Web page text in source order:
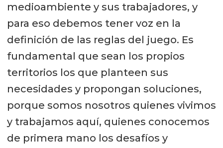
medioambiente y sus trabajadores, y
para eso debemos tener voz en la
definición de las reglas del juego. Es
fundamental que sean los propios
territorios los que planteen sus
necesidades y propongan soluciones,
porque somos nosotros quienes vivimos
y trabajamos aquí, quienes conocemos
de primera mano los desafíos y